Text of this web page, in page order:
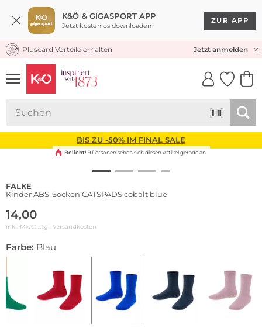
K&Ö & GIGASPORT APP
Jetzt kostenlos downloaden
ZUR APP
KOSTENLOSER VERSAND* & RÜCKVERSAND
Pluscard Vorteile erhalten Jetzt anmelden
UNSERE APP
CLICK &
BIS ZU -50% IM FINAL SALE
Beliebt! 9 Personen sehen sich diesen Artikel gerade an
FALKE
Kinder ABS-Socken CATSPADS cobalt blue
14,00
inkl. Mwst zzgl. Versandkosten
Farbe: Blau